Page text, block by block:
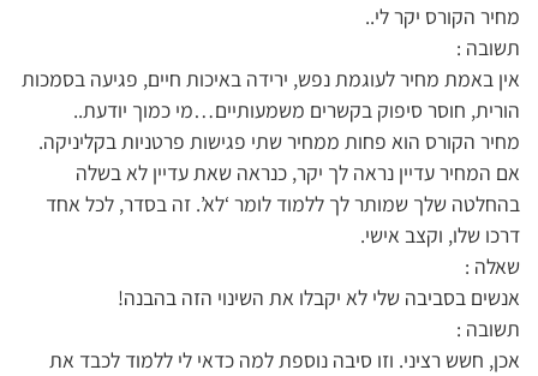
מחיר הקורס יקר לי..
תשובה :
אין באמת מחיר לעוגמת נפש, ירידה באיכות חיים, פגיעה בסמכות
הורית, חוסר סיפוק בקשרים משמעותיים…מי כמוך יודעת..
מחיר הקורס הוא פחות ממחיר שתי פגישות פרטניות בקליניקה.
אם המחיר עדיין נראה לך יקר, כנראה שאת עדיין לא בשלה
בהחלטה שלך שמותר לך ללמוד לומר ‘לא’. זה בסדר, לכל אחד
דרכו שלו, וקצב אישי.
שאלה :
אנשים בסביבה שלי לא יקבלו את השינוי הזה בהבנה!
תשובה :
אכן, חשש רציני. וזו סיבה נוספת למה כדאי לי ללמוד לכבד את